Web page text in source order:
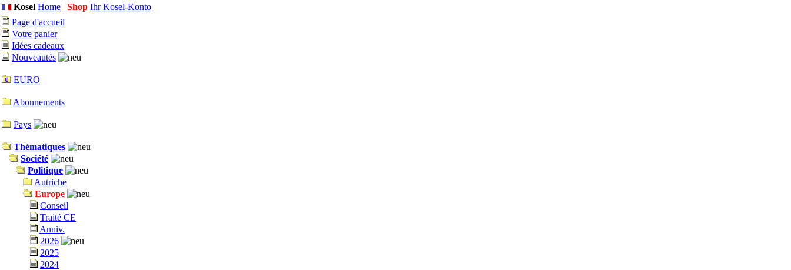
Kosel Home | Shop Ihr Kosel-Konto
Page d'accueil
Votre panier
Idées cadeaux
Nouveautés
EURO
Abonnements
Pays
Thématiques
Société
Politique
Autriche
Europe
Conseil
Traité CE
Anniv.
2026
2025
2024